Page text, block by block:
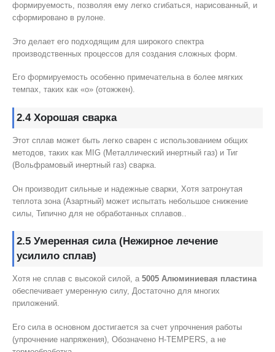
формируемость, позволяя ему легко сгибаться, нарисованный, и
сформировано в рулоне.
Это делает его подходящим для широкого спектра
производственных процессов для создания сложных форм.
Его формируемость особенно примечательна в более мягких
темпах, таких как «o» (отожжен).
2.4 Хорошая сварка
Этот сплав может быть легко сварен с использованием общих
методов, таких как MIG (Металлический инертный газ) и Тиг
(Вольфрамовый инертный газ) сварка.
Он производит сильные и надежные сварки, Хотя затронутая
теплота зона (Азартный) может испытать небольшое снижение
силы, Типично для не обработанных сплавов..
2.5 Умеренная сила (Нежирное лечение
усилило сплав)
Хотя не сплав с высокой силой, а 5005 Алюминиевая пластина
обеспечивает умеренную силу, Достаточно для многих
приложений.
Его сила в основном достигается за счет упрочнения работы
(упрочнение напряжения), Обозначено H-TEMPERS, а не